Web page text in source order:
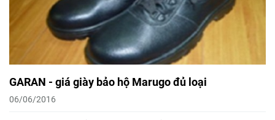
GARAN - giá giày bảo hộ Marugo đủ loại
06/06/2016